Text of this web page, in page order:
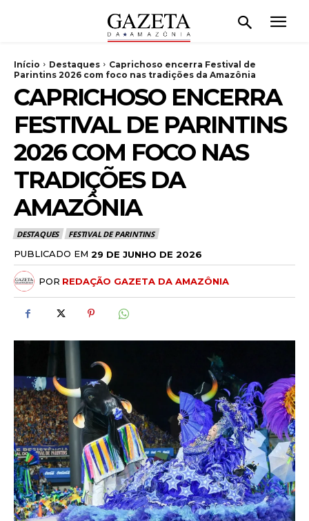
Início Destaques
Caprichoso encerra Festival de
Parintins 2026 com foco nas tradições da Amazônia
CAPRICHOSO ENCERRA
FESTIVAL DE PARINTINS
2026 COM FOCO NAS
TRADIÇÕES DA
AMAZÔNIA
DESTAQUES FESTIVAL DE PARINTINS
PUBLICADO EM 29 DE JUNHO DE 2026
POR REDAÇÃO GAZETA DA AMAZÔNIA